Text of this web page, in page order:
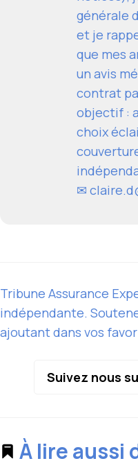
générale
et je
que mes
un avis
contrat
objectif :
choix
✉
Tribune Assurance
indépendante.
ajoutant dans vos
Suivez nous
À lire aussi